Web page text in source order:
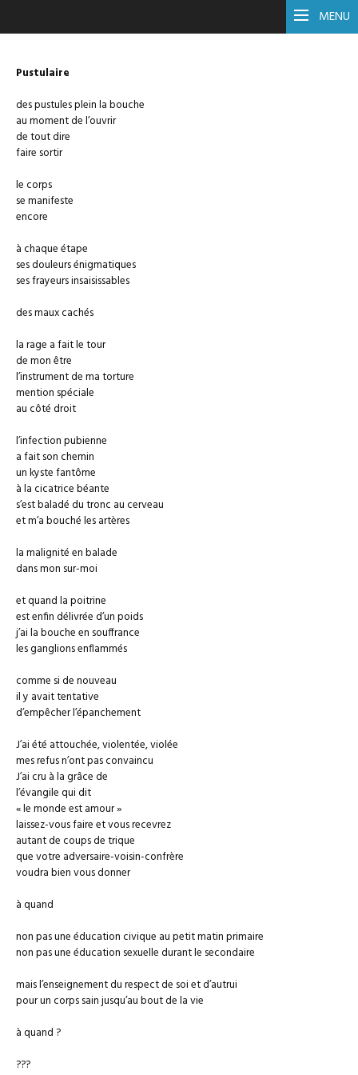
MENU
Pustulaire
des pustules plein la bouche
au moment de l’ouvrir
de tout dire
faire sortir
le corps
se manifeste
encore
à chaque étape
ses douleurs énigmatiques
ses frayeurs insaisissables
des maux cachés
la rage a fait le tour
de mon être
l’instrument de ma torture
mention spéciale
au côté droit
l’infection pubienne
a fait son chemin
un kyste fantôme
à la cicatrice béante
s’est baladé du tronc au cerveau
et m’a bouché les artères
la malignité en balade
dans mon sur-moi
et quand la poitrine
est enfin délivrée d’un poids
j’ai la bouche en souffrance
les ganglions enflammés
comme si de nouveau
il y avait tentative
d’empêcher l’épanchement
J’ai été attouchée, violentée, violée
mes refus n’ont pas convaincu
J’ai cru à la grâce de
l’évangile qui dit
« le monde est amour »
laissez-vous faire et vous recevrez
autant de coups de trique
que votre adversaire-voisin-confrère
voudra bien vous donner
à quand
non pas une éducation civique au petit matin primaire
non pas une éducation sexuelle durant le secondaire
mais l’enseignement du respect de soi et d’autrui
pour un corps sain jusqu’au bout de la vie
à quand ?
???